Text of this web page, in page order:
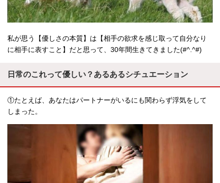
私が思う【優しさの本質】は【相手の欲求を感じ取って自分なり
に相手に表すこと】だと思って、30年間生きてきました(#^.^#)
日常のこれって優しい？あるあるシチュエーション
①たとえば、あなたはパートナーがいるにも関わらず浮気をして
しまった。